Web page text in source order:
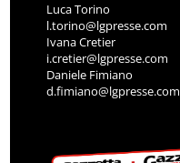
Luca Torino
l.torino@lgpresse.com
Ivana Cretier
i.cretier@lgpresse.com
Daniele Fimiano
d.fimiano@lgpresse.com